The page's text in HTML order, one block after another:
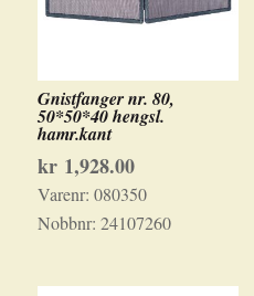
Gnistfanger nr. 80,
50*50*40 hengsl.
hamr.kant
kr1,928.00
Varenr: 080350
Nobbnr: 24107260